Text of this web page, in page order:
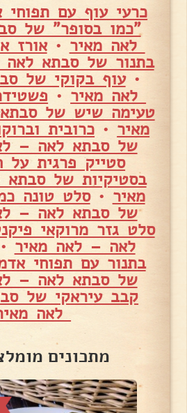
כרעי עוף עם תפוחי
"כמו בסופר" של
לאה מאיר •אורז
בתנור של סבתא
•עוף בקוקי של
לאה מאיר •
טעימה שיש של
מאיר • כרובית
של סבתא לאה –
סטייק פרגית על
בסטיקיות של
מאיר •סלט טונה
של סבתא לאה –
סלט גזר מרוקאי
לאה – לאה מאיר
בתנור עם תפוחי
של סבתא לאה –
קבב עיראקי של
לאה
מתכונים